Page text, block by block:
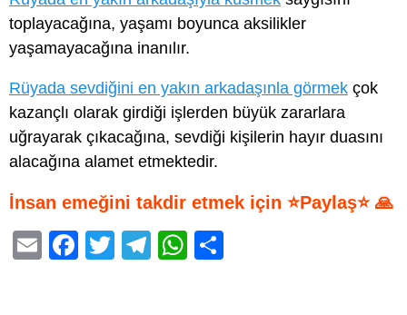
toplayacağına, yaşamı boyunca aksilikler
yaşamayacağına inanılır.
Rüyada sevdiğini en yakın arkadaşınla görmek çok
kazançlı olarak girdiği işlerden büyük zararlara
uğrayarak çıkacağına, sevdiği kişilerin hayır duasını
alacağına alamet etmektedir.
İnsan emeğini takdir etmek için ⭐Paylaş⭐ 🙏
E
F
T
T
W